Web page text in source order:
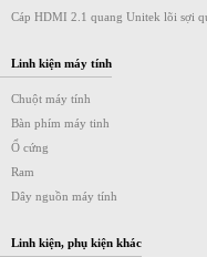
Cáp HDMI 2.1 quang Unitek lõi sợi
Linh kiện máy tính
Chuột máy tính
Bàn phím máy tinh
Ổ cứng
Ram
Dây nguồn máy tính
Linh kiện, phụ kiện khác